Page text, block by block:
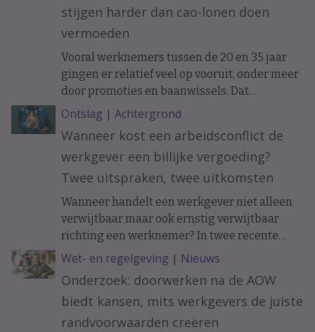
stijgen harder dan cao-lonen doen
vermoeden
Vooral werknemers tussen de 20 en 35 jaar
gingen er relatief veel op vooruit, onder meer
door promoties en baanwissels. Dat
constateren economen van ABN Amro in
vakblad ESB, meldt De Telegraaf.
Ontslag | Achtergrond
Wanneer kost een arbeidsconflict de
werkgever een billijke vergoeding?
Twee uitspraken, twee uitkomsten
Wanneer handelt een werkgever niet alleen
verwijtbaar maar ook ernstig verwijtbaar
richting een werknemer? In twee recente
uitspraken werd de arbeidsovereenkomst
ontbonden op initiatief van de werknemer. In
het ene geval moest de werkgever een forse
billijke vergoeding betalen, in het andere
geval hoefde dat niet.
Wet- en regelgeving | Nieuws
Onderzoek: doorwerken na de AOW
biedt kansen, mits werkgevers de juiste
randvoorwaarden creëren